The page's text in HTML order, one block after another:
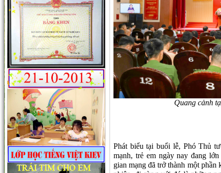
Quang cảnh
Phát biểu tại buổi lễ, Phó Thủ
mạnh, trẻ em ngày nay đang
gian mạng đã trở thành một